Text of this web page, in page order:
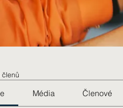
členů
Média Členové